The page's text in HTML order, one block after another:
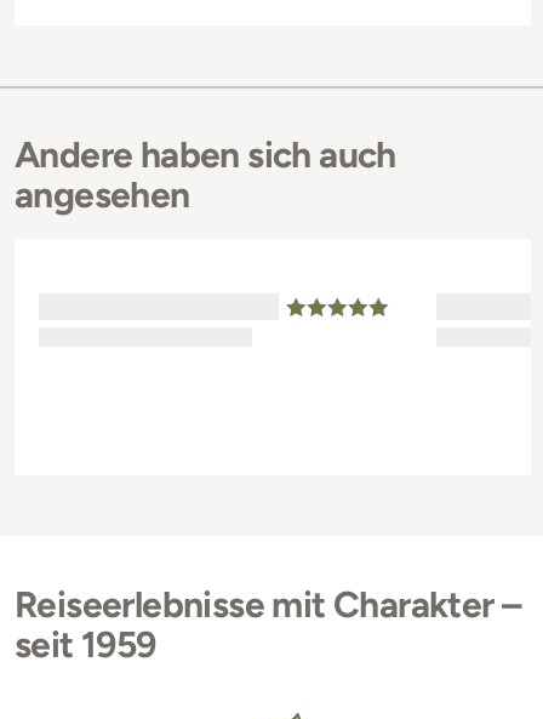
Andere haben sich auch
angesehen
Reiseerlebnisse mit Charakter –
seit 1959